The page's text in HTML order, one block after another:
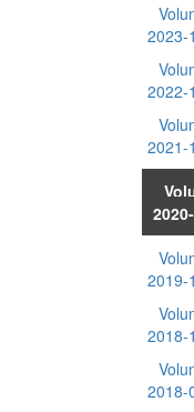
2023-
2022-
2021-
2019-
2018-
2018-